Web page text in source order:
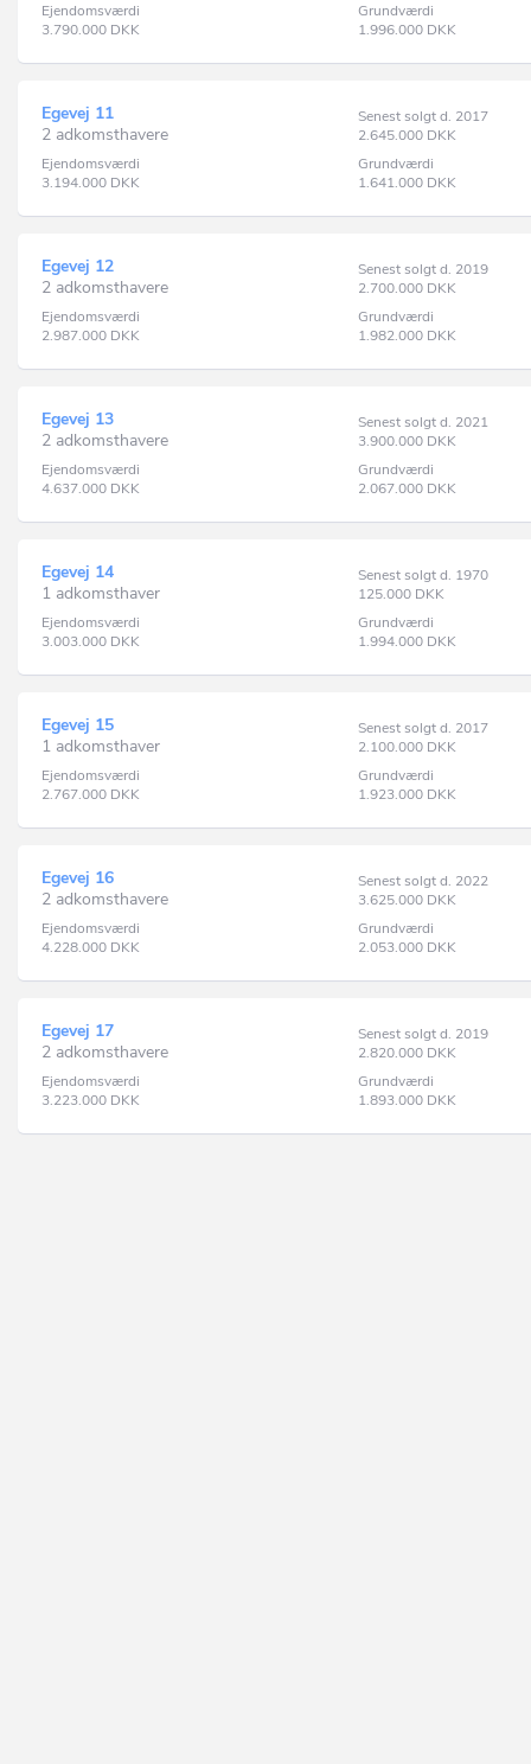
Ejendomsværdi
3.790.000 DKK
Grundværdi
1.996.000 DKK
Egevej 11
2 adkomsthavere
Senest solgt d. 2017
2.645.000 DKK
Ejendomsværdi
3.194.000 DKK
Grundværdi
1.641.000 DKK
Egevej 12
2 adkomsthavere
Senest solgt d. 2019
2.700.000 DKK
Ejendomsværdi
2.987.000 DKK
Grundværdi
1.982.000 DKK
Egevej 13
2 adkomsthavere
Senest solgt d. 2021
3.900.000 DKK
Ejendomsværdi
4.637.000 DKK
Grundværdi
2.067.000 DKK
Egevej 14
1 adkomsthaver
Senest solgt d. 1970
125.000 DKK
Ejendomsværdi
3.003.000 DKK
Grundværdi
1.994.000 DKK
Egevej 15
1 adkomsthaver
Senest solgt d. 2017
2.100.000 DKK
Ejendomsværdi
2.767.000 DKK
Grundværdi
1.923.000 DKK
Egevej 16
2 adkomsthavere
Senest solgt d. 2022
3.625.000 DKK
Ejendomsværdi
4.228.000 DKK
Grundværdi
2.053.000 DKK
Egevej 17
2 adkomsthavere
Senest solgt d. 2019
2.820.000 DKK
Ejendomsværdi
3.223.000 DKK
Grundværdi
1.893.000 DKK